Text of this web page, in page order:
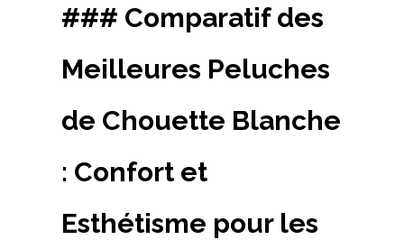
### Comparatif des
Meilleures Peluches
de Chouette Blanche
: Confort et
Esthétisme pour les